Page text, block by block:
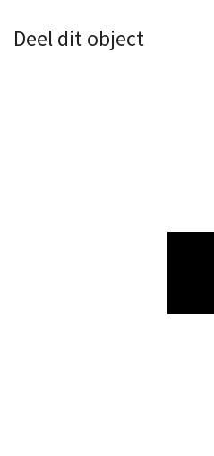
Deel dit object